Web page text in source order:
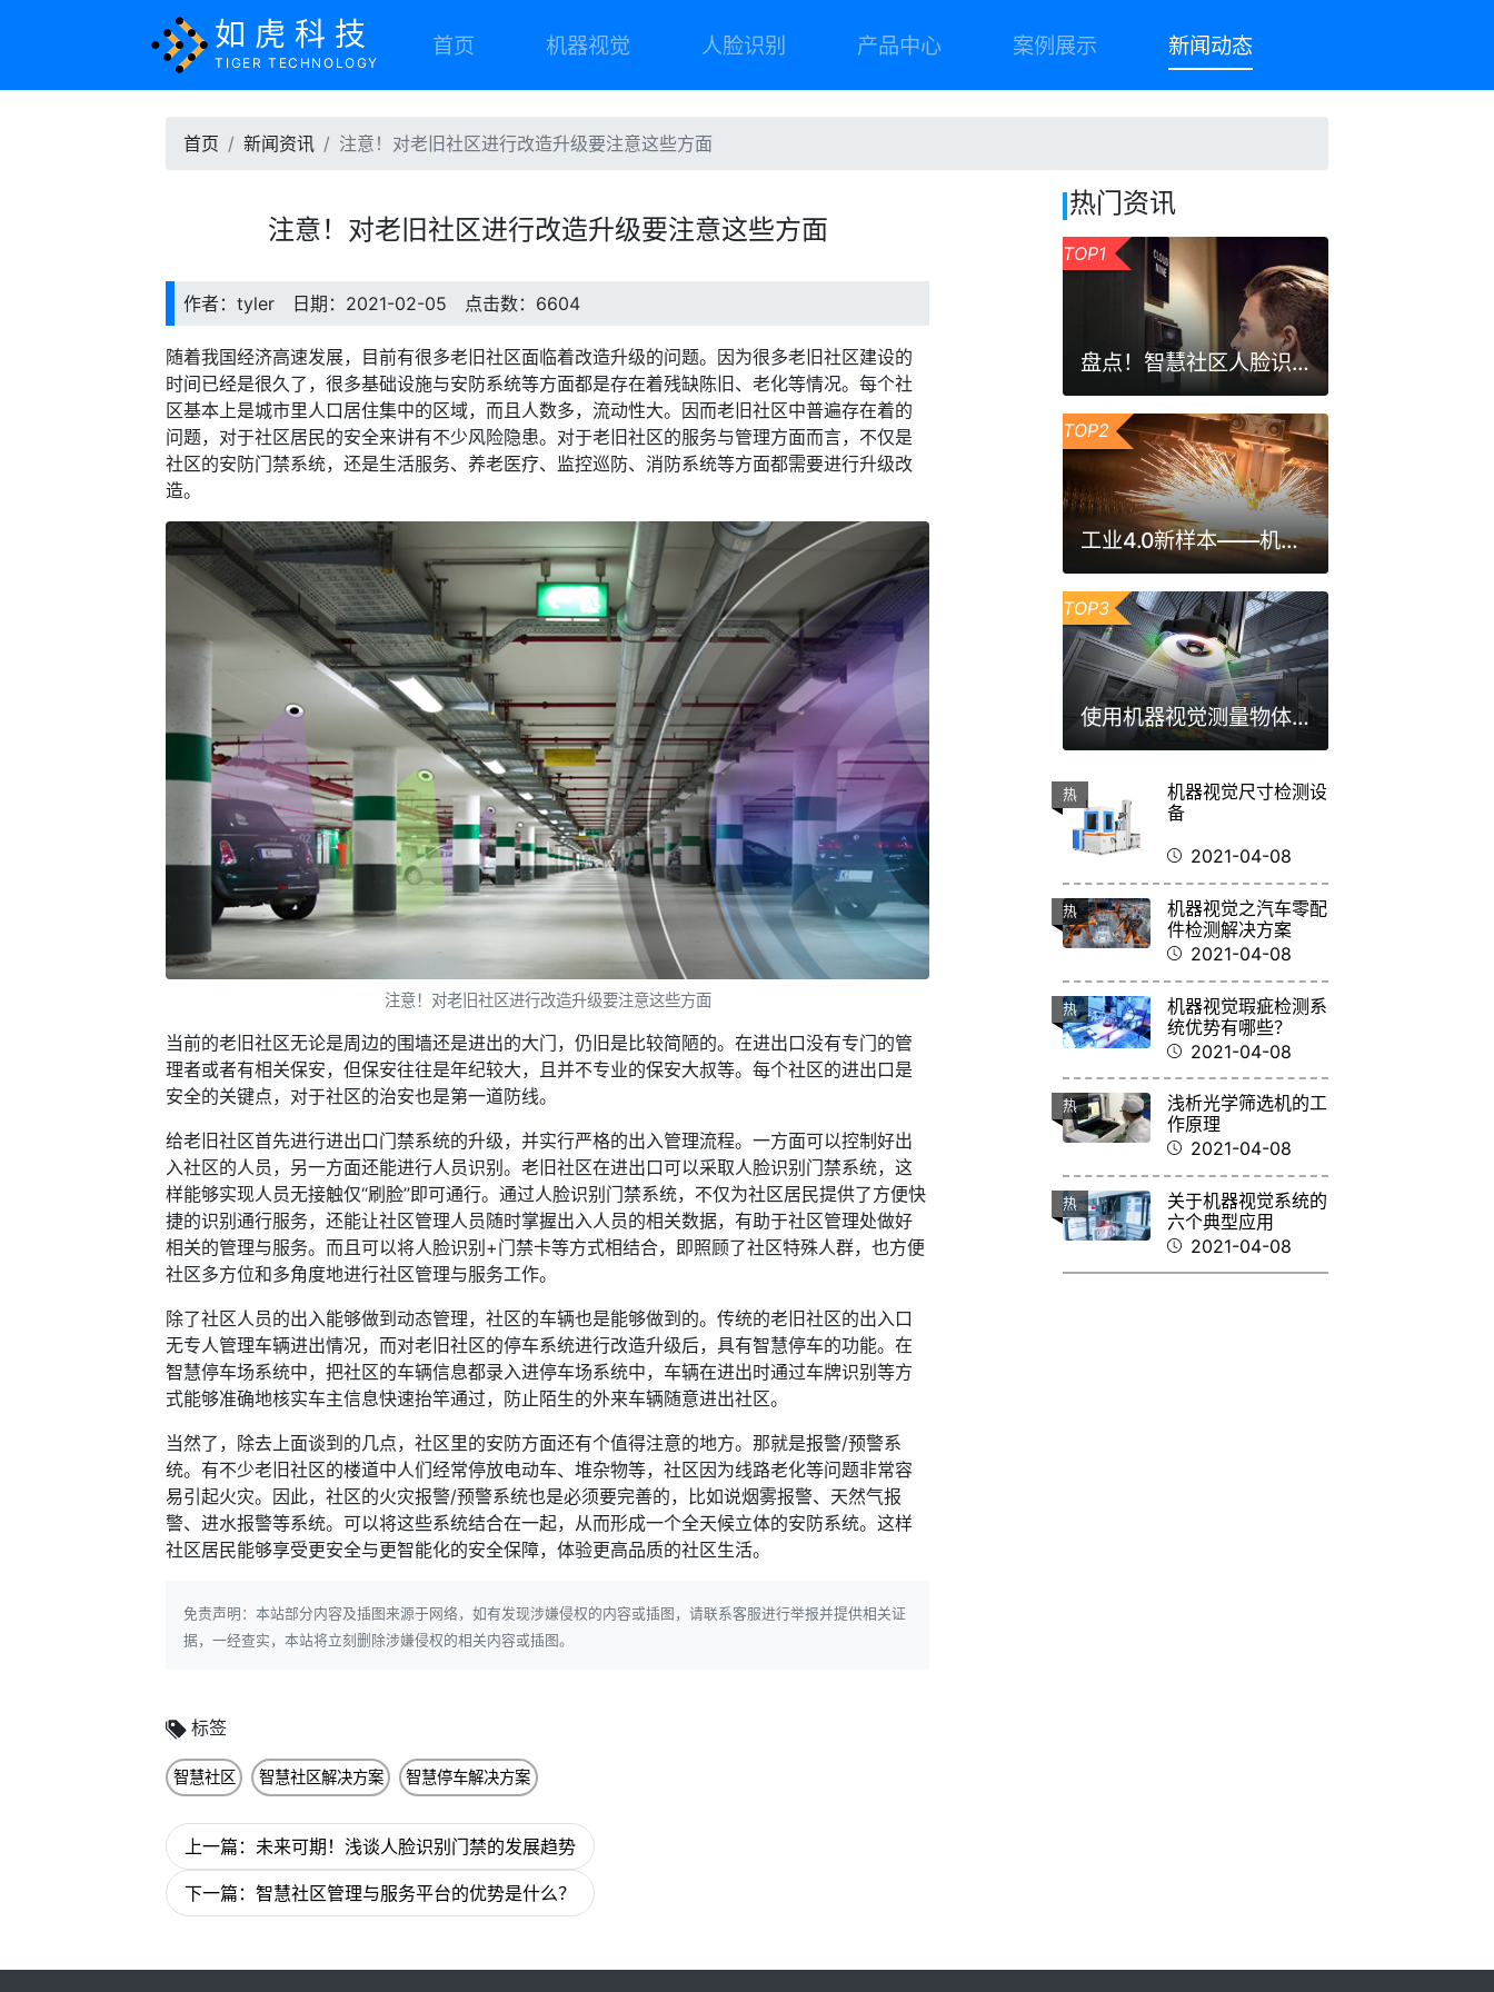
如虎科技
TIGER TECHNOLOGY
首页 机器视觉 人脸识别 产品中心 案例展示 新闻动态
首页 新闻资讯 注意！对老旧社区进行改造升级要注意这些方面
注意！对老旧社区进行改造升级要注意这些方面
作者：tyler 日期：2021-02-05 点击数：6604
随着我国经济高速发展，目前有很多老旧社区面临着改造升级的问题。因为很多老旧社区建设的
时间已经是很久了，很多基础设施与安防系统等方面都是存在着残缺陈旧、老化等情况。每个社
区基本上是城市里人口居住集中的区域，而且人数多，流动性大。因而老旧社区中普遍存在着的
问题，对于社区居民的安全来讲有不少风险隐患。对于老旧社区的服务与管理方面而言，不仅是
社区的安防门禁系统，还是生活服务、养老医疗、监控巡防、消防系统等方面都需要进行升级改
造。
注意！对老旧社区进行改造升级要注意这些方面
当前的老旧社区无论是周边的围墙还是进出的大门，仍旧是比较简陋的。在进出口没有专门的管
理者或者有相关保安，但保安往往是年纪较大，且并不专业的保安大叔等。每个社区的进出口是
安全的关键点，对于社区的治安也是第一道防线。
给老旧社区首先进行进出口门禁系统的升级，并实行严格的出入管理流程。一方面可以控制好出
入社区的人员，另一方面还能进行人员识别。老旧社区在进出口可以采取人脸识别门禁系统，这
样能够实现人员无接触仅“刷脸”即可通行。通过人脸识别门禁系统，不仅为社区居民提供了方便快
捷的识别通行服务，还能让社区管理人员随时掌握出入人员的相关数据，有助于社区管理处做好
相关的管理与服务。而且可以将人脸识别+门禁卡等方式相结合，即照顾了社区特殊人群，也方便
社区多方位和多角度地进行社区管理与服务工作。
除了社区人员的出入能够做到动态管理，社区的车辆也是能够做到的。传统的老旧社区的出入口
无专人管理车辆进出情况，而对老旧社区的停车系统进行改造升级后，具有智慧停车的功能。在
智慧停车场系统中，把社区的车辆信息都录入进停车场系统中，车辆在进出时通过车牌识别等方
式能够准确地核实车主信息快速抬竿通过，防止陌生的外来车辆随意进出社区。
当然了，除去上面谈到的几点，社区里的安防方面还有个值得注意的地方。那就是报警/预警系
统。有不少老旧社区的楼道中人们经常停放电动车、堆杂物等，社区因为线路老化等问题非常容
易引起火灾。因此，社区的火灾报警/预警系统也是必须要完善的，比如说烟雾报警、天然气报
警、进水报警等系统。可以将这些系统结合在一起，从而形成一个全天候立体的安防系统。这样
社区居民能够享受更安全与更智能化的安全保障，体验更高品质的社区生活。
免责声明：本站部分内容及插图来源于网络，如有发现涉嫌侵权的内容或插图，请联系客服进行举报并提供相关证
据，一经查实，本站将立刻删除涉嫌侵权的相关内容或插图。
标签
智慧社区 智慧社区解决方案 智慧停车解决方案
上一篇：未来可期！浅谈人脸识别门禁的发展趋势
下一篇：智慧社区管理与服务平台的优势是什么？
热门资讯
TOP1
盘点！智慧社区人脸识别门禁系统的三大优势
TOP2
工业4.0新样本——机器视觉激光焊缝跟踪检测方案
TOP3
使用机器视觉测量物体尺寸，它的原理是什么？
热
机器视觉尺寸检测设
备
2021-04-08
热
机器视觉之汽车零配
件检测解决方案
2021-04-08
热
机器视觉瑕疵检测系
统优势有哪些？
2021-04-08
热
浅析光学筛选机的工
作原理
2021-04-08
热
关于机器视觉系统的
六个典型应用
2021-04-08